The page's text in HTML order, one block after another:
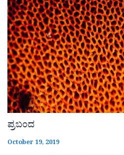
ಪ್ರಬಂದ
October 19, 2019